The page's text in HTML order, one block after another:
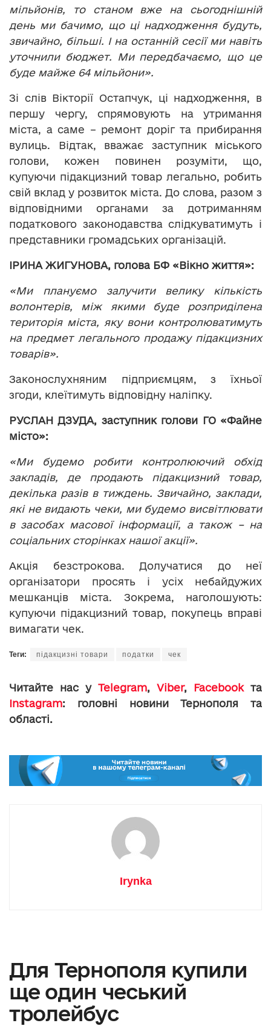
мільйонів, то станом вже на сьогоднішній
день ми бачимо, що ці надходження будуть,
звичайно, більші. І на останній сесії ми навіть
уточнили бюджет. Ми передбачаємо, що це
буде майже 64 мільйони».
Зі слів Вікторії Остапчук, ці надходження, в
першу чергу, спрямовують на утримання
міста, а саме – ремонт доріг та прибирання
вулиць. Відтак, вважає заступник міського
голови, кожен повинен розуміти, що,
купуючи підакцизний товар легально, робить
свій вклад у розвиток міста. До слова, разом з
відповідними органами за дотриманням
податкового законодавства слідкуватимуть і
представники громадських організацій.
ІРИНА ЖИГУНОВА, голова БФ «Вікно життя»:
«Ми плануємо залучити велику кількість
волонтерів, між якими буде розприділена
територія міста, яку вони контролюватимуть
на предмет легального продажу підакцизних
товарів».
Законослухняним підприємцям, з їхньої
згоди, клеїтимуть відповідну наліпку.
РУСЛАН ДЗУДА, заступник голови ГО «Файне
місто»:
«Ми будемо робити контролюючий обхід
закладів, де продають підакцизний товар,
декілька разів в тиждень. Звичайно, заклади,
які не видають чеки, ми будемо висвітлювати
в засобах масової інформації, а також – на
соціальних сторінках нашої акції».
Акція безстрокова. Долучатися до неї
організатори просять і усіх небайдужих
мешканців міста. Зокрема, наголошують:
купуючи підакцизний товар, покупець вправі
вимагати чек.
Теги: підакцизні товари податки чек
Читайте нас у Telegram, Viber, Facebookта
Instagram: головні новини Тернополя та
області.
Irynka
Для Тернополя купили
ще один чеський
тролейбус